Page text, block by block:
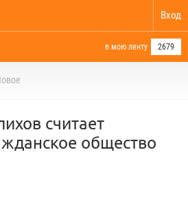
Вход
в мою ленту 2679
считает
общество